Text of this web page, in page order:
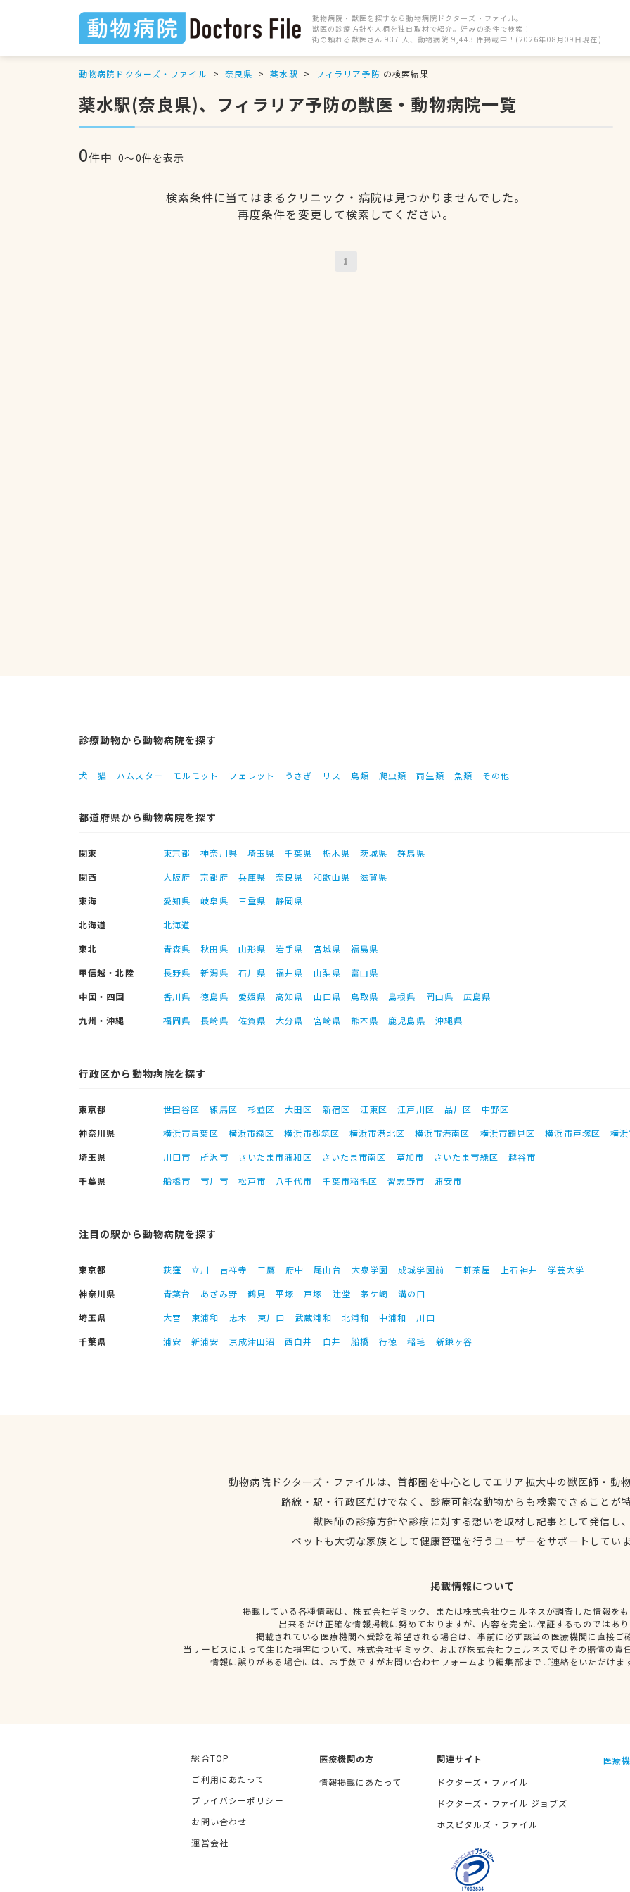
動物病院・獣医を探すなら動物病院ドクターズ・ファイル。
獣医の診療方針や人柄を独自取材で紹介。好みの条件で検索！
街の頼れる獣医さん 937 人、動物病院 9,443 件掲載中！(2026年08月09日現在)
動物病院ドクターズ・ファイル 奈良県 薬水駅 フィラリア予防 の検索結果
薬水駅(奈良県)、フィラリア予防の獣医・動物病院一覧
0件中 0〜0件を表示
検索条件に当てはまるクリニック・病院は見つかりませんでした。
再度条件を変更して検索してください。
1
診療動物から動物病院を探す
犬 猫 ハムスター モルモット フェレット うさぎ リス 鳥類 爬虫類 両生類 魚類 その他
都道府県から動物病院を探す
関東 東京都 神奈川県 埼玉県 千葉県 栃木県 茨城県
群馬県
関西
大阪府 京都府 兵庫県 奈良県 和歌山県
滋賀県
東海
愛知県 岐阜県 三重県
静岡県
北海道
北海道
東北
青森県 秋田県 山形県 岩手県 宮城県
福島県
甲信越・北陸
長野県 新潟県 石川県 福井県 山梨県
富山県
中国・四国
香川県 徳島県 愛媛県 高知県 山口県 鳥取県 島根県 岡山県
広島県
九州・沖縄
福岡県 長崎県 佐賀県 大分県 宮崎県 熊本県 鹿児島県 沖縄県
行政区から動物病院を探す
東京都 世田谷区 練馬区 杉並区 大田区 新宿区 江東区 江戸川区 品川区
中野区
神奈川県
横浜市青葉区 横浜市緑区 横浜市都筑区 横浜市港北区 横浜市港南区 横浜市鶴見区 横浜市戸塚区
横
埼玉県
川口市 所沢市 さいたま市浦和区 さいたま市南区 草加市 さいたま市緑区
越谷市
千葉県
船橋市 市川市 松戸市 八千代市 千葉市稲毛区 習志野市 浦安市
注目の駅から動物病院を探す
東京都 荻窪 立川 吉祥寺 三鷹 府中 尾山台 大泉学園 成城学園前 三軒茶屋 上石神井
学芸大学
神奈川県
青葉台 あざみ野 鶴見 平塚 戸塚 辻堂 茅ケ崎
溝の口
埼玉県
大宮 東浦和 志木 東川口 武蔵浦和 北浦和 中浦和
川口
千葉県
浦安 新浦安 京成津田沼 西白井 白井 船橋 行徳 稲毛 新鎌ヶ谷
動物病院ドクターズ・ファイルは、首都圏を中心としてエリア拡大中の獣医師・動
路線・駅・行政区だけでなく、診療可能な動物からも検索できることが
獣医師の診療方針や診療に対する想いを取材し記事として発信し
ペットも大切な家族として健康管理を行うユーザーをサポートしてい
掲載情報について
掲載している各種情報は、株式会社ギミック、または株式会社ウェルネスが調査した情報を
出来るだけ正確な情報掲載に努めておりますが、内容を完全に保証するものではあ
掲載されている医療機関へ受診を希望される場合は、事前に必ず該当の医療機関に直接ご
当サービスによって生じた損害について、株式会社ギミック、および株式会社ウェルネスではその賠償の責
情報に誤りがある場合には、お手数ですがお問い合わせフォームより編集部までご連絡をいただけま
総合TOP
ご利用にあたって
プライバシーポリシー
お問い合わせ
運営会社
医療機関の方
情報掲載にあたって
関連サイト
ドクターズ・ファイル
ドクターズ・ファイル ジョブズ
ホスピタルズ・ファイル
医療